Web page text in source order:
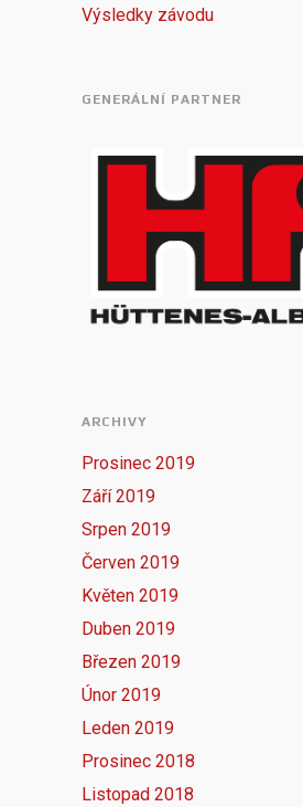
Výsledky závodu
GENERÁLNÍ PARTNER
ARCHIVY
Prosinec 2019
Září 2019
Srpen 2019
Červen 2019
Květen 2019
Duben 2019
Březen 2019
Únor 2019
Leden 2019
Prosinec 2018
Listopad 2018